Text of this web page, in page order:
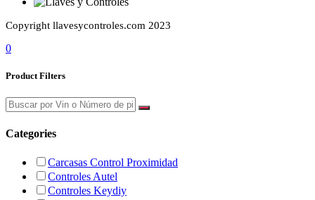
Copyright llavesycontroles.com 2023
0
Product Filters
Categories
Carcasas Control Proximidad
Controles Autel
Controles Keydiy